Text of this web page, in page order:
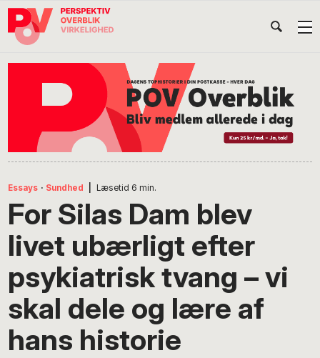
Gå
direkte
Skip
indhold
Gå
direkte
Essays · Sundhed Læsetid 6 min.
For Silas Dam blev
livet ubærligt efter
psykiatrisk tvang – vi
skal dele og lære af
hans historie